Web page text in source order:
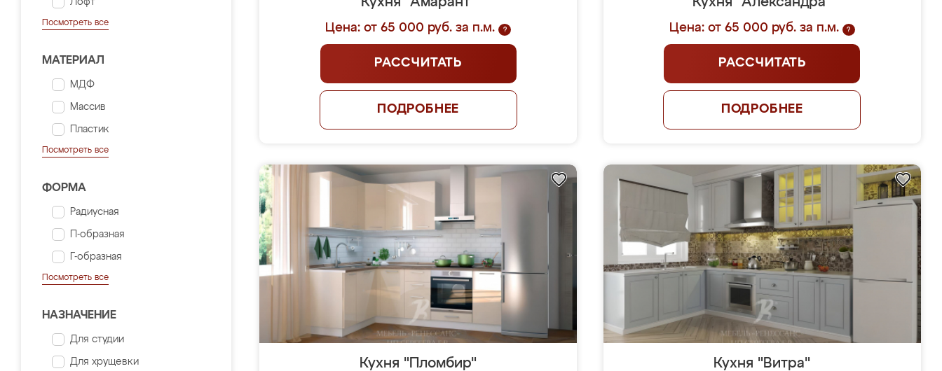
Лофт
Посмотреть все
МАТЕРИАЛ
МДФ
Массив
Пластик
Посмотреть все
ФОРМА
Радиусная
П-образная
Г-образная
Посмотреть все
НАЗНАЧЕНИЕ
Для студии
Для хрущевки
Цена: от 65 000 руб. за п.м. ?
РАССЧИТАТЬ
ПОДРОБНЕЕ
Цена: от 65 000 руб. за п.м. ?
РАССЧИТАТЬ
ПОДРОБНЕЕ
Кухня "Пломбир" Кухня "Витра"